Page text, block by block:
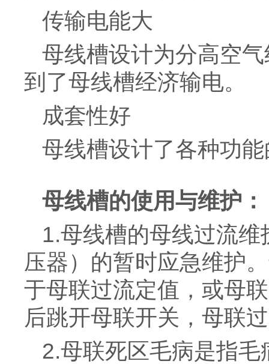
传输电能大
母线槽设计为分高空
到了母线槽经济输电。
成套性好
母线槽设计了各种功
母线槽的使用与维护：
1.母线槽的母线过流
压器）的暂时应急维护
于母联过流定值，或母
后跳开母联开关，母联
2.母联死区毛病是指